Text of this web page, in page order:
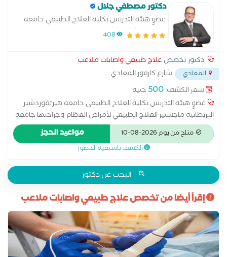
دكتور مصطفي جلال
عضوٍ هيئة التدريس بكلية العلاج الطبيعي جامعه
هيرتفوردشير البريطانيه ماجستير العلاج الطبيعي
اول سلسله عيادات في
408
دكتور تخصص علاج طبيعي واصابات ملاعب
المعادي شارع كارفور المعادي...
سعر الكشف:500 جنيه
عضوٍ هيئة التدريس بكلية العلاج الطبيعي جامعه هيرتفوردشير
البريطانيه ماجستير العلاج الطبيعي لأمراض العظام وجراحتها جامعه
القاهره صاحب اول سلسله عيادات في الاسكندريه والقاهرة لعلاج
آلام الوجه والفكين والعمود الفقري اخصائي العلاج الطبيعي
بمستشفي عقبه بن نافع سابقا اخصائي العلاج الطبيعي بمستشفي
سابقا طبيب الفريق الأول لكره السله لنادي الزمالك سابقا طبيب
لفريق التنس الأرضي لنادي سبورتينج سابقا طبيب لبطوله الجمهوريه
للتنس الأرضي لعام 2019 اخصائي العلاج الطبيعي بمستشفي
مصطفي كامل للقوات المسلحه سابقا
متاح من يوم 2026-08-10 مواعيد الحجز
الكشف باسبقية الحضور
البحث عن دكتور
إقرأ أيضا من تخصص علاج طبيعي واصابات ملاعب